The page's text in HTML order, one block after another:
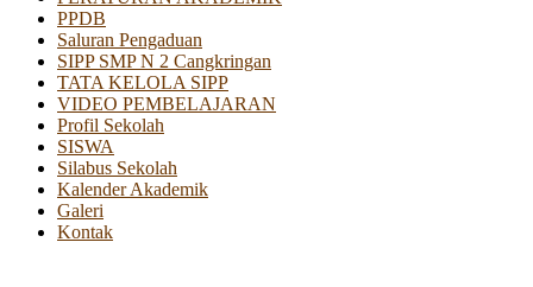
PPDB
Saluran Pengaduan
SIPP SMP N 2 Cangkringan
TATA KELOLA SIPP
VIDEO PEMBELAJARAN
Profil Sekolah
SISWA
Silabus Sekolah
Kalender Akademik
Galeri
Kontak